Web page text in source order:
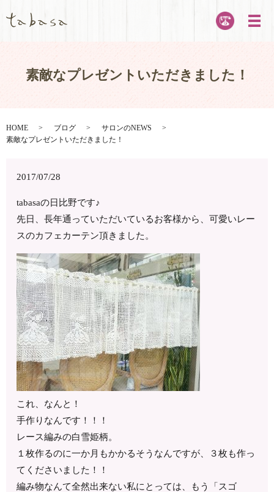
メ
素敵なプレゼントいただきました！
HOME ブログ
サロンのNEWS
素敵なプレゼントいただきました！
2017/07/28
tabasaの日比野です♪
先日、長年通っていただいているお客様から、可愛いレー
スのカフェカーテン頂きました。
これ、なんと！
手作りなんです！！！
レース編みの白雪姫柄。
１枚作るのに一か月もかかるそうなんですが、３枚も作っ
てくださいました！！
編み物なんて全然出来ない私にとっては、もう「スゴ